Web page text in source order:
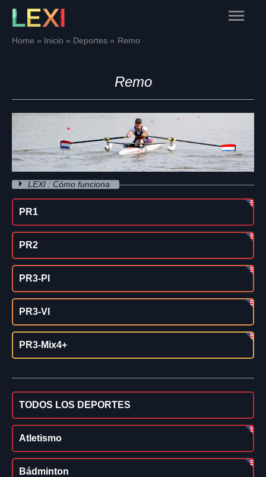
Skip
content
Main
Home Inicio Deportes Remo
Remo
LEXI : Cómo funciona
PR1
PR2
PR3-PI
PR3-VI
PR3-Mix4+
TODOS LOS DEPORTES
Atletismo
Bádminton